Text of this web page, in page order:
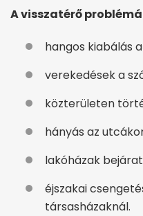
A visszatérő
hangos kiabálás
verekedések a
közterületen
hányás az
lakóházak
éjszakai
társasházaknál.